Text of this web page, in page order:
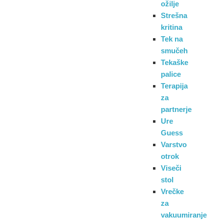
ožilje
Strešna
kritina
Tek na
smučeh
Tekaške
palice
Terapija
za
partnerje
Ure
Guess
Varstvo
otrok
Viseči
stol
Vrečke
za
vakuumiranje